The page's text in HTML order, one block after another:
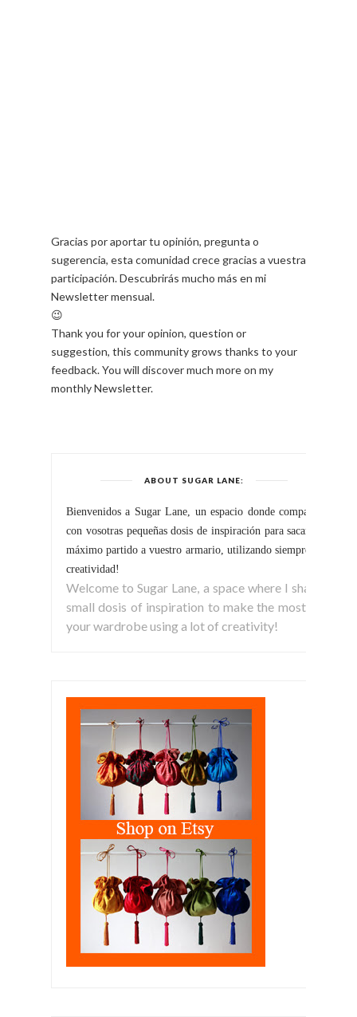
Gracias por aportar tu opinión, pregunta o
sugerencia, esta comunidad crece gracias a vuestra
participación. Descubrirás mucho más en mi
Newsletter mensual.
😉
Thank you for your opinion, question or
suggestion, this community grows thanks to your
feedback. You will discover much more on my
monthly Newsletter.
ABOUT SUGAR LANE:
Bienvenidos a Sugar Lane, un espacio donde comparto
con vosotras pequeñas dosis de inspiración para sacar el
máximo partido a vuestro armario, utilizando siempre la
creatividad!
Welcome to Sugar Lane, a space where I share
small dosis of inspiration to make the most of
your wardrobe using a lot of creativity!